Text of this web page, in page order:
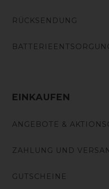
RÜCKSENDUNG
EINKAUFEN
ANGEBOTE &
ZAHLUNG UND
GUTSCHEINE